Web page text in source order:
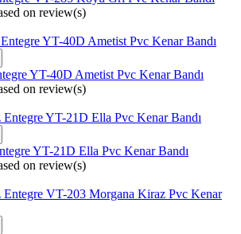
on review(s)
YT-40D Ametist Pvc Kenar Bandı
on review(s)
YT-21D Ella Pvc Kenar Bandı
on review(s)